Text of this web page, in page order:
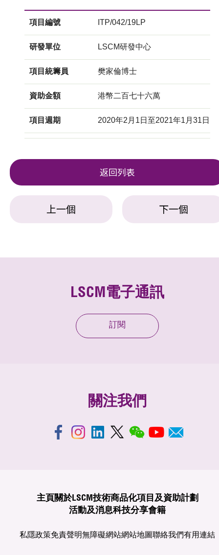
項目編號 ITP/042/19LP
研發單位 LSCM研發中心
項目統籌員 樊家倫博士
資助金額 港幣二百七十六萬
項目週期 2020年2月1日至2021年1月31日
返回列表
上一個 下一個
LSCM電子通訊
訂閱
關注我們
主頁 關於LSCM技術商品化項目及資助計劃
活動及消息科技分享會籍
私隱政策免責聲明無障礙網站網站地圖聯絡我們有用連結